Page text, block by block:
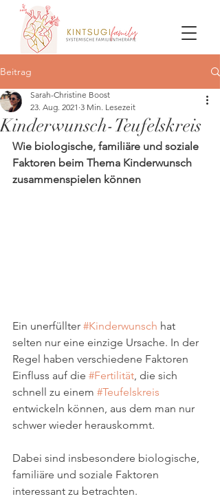
Beitrag
Kinderwunsch-Teufelskreis
Sarah-Christine Boost
23. Aug. 2021 3 Min. Lesezeit
Wie biologische, familiäre und soziale
Faktoren beim Thema Kinderwunsch
zusammenspielen können
Ein unerfüllter #Kinderwunsch hat
selten nur eine einzige Ursache. In der
Regel haben verschiedene Faktoren
Einfluss auf die #Fertilität, die sich
schnell zu einem #Teufelskreis
entwickeln können, aus dem man nur
schwer wieder herauskommt.
Dabei sind insbesondere biologische,
familiäre und soziale Faktoren
interessant zu betrachten.